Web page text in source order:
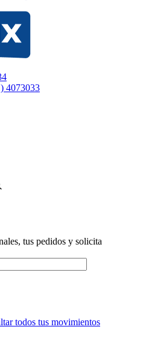
4073033
tus pedidos y solicita
todos tus movimientos